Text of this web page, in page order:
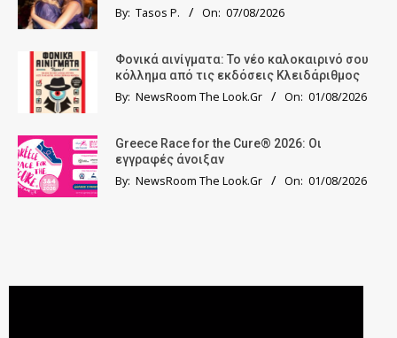
By: Tasos P. On: 07/08/2026
Φονικά αινίγματα: Το νέο καλοκαιρινό σου
κόλλημα από τις εκδόσεις Κλειδάριθμος
By: NewsRoom The Look.Gr On: 01/08/2026
Greece Race for the Cure® 2026: Οι
εγγραφές άνοιξαν
By: NewsRoom The Look.Gr On: 01/08/2026